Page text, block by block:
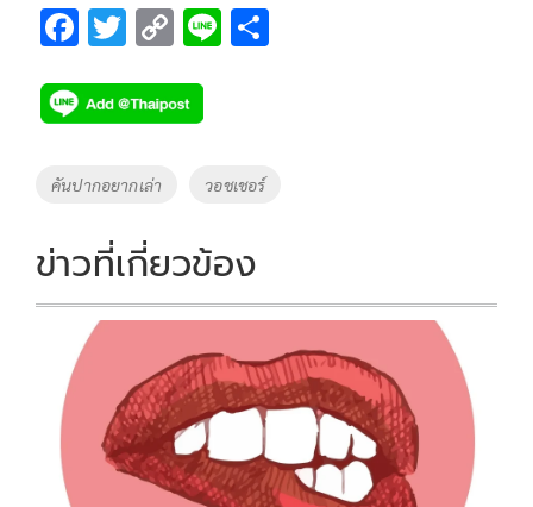
F
e
b
o
k
T
tt
er
C
p
y
Li
k
Li
Tags
คันปากอยากเล่า วอชเชอร์
ข่าวที่เกี่ยวข้อง